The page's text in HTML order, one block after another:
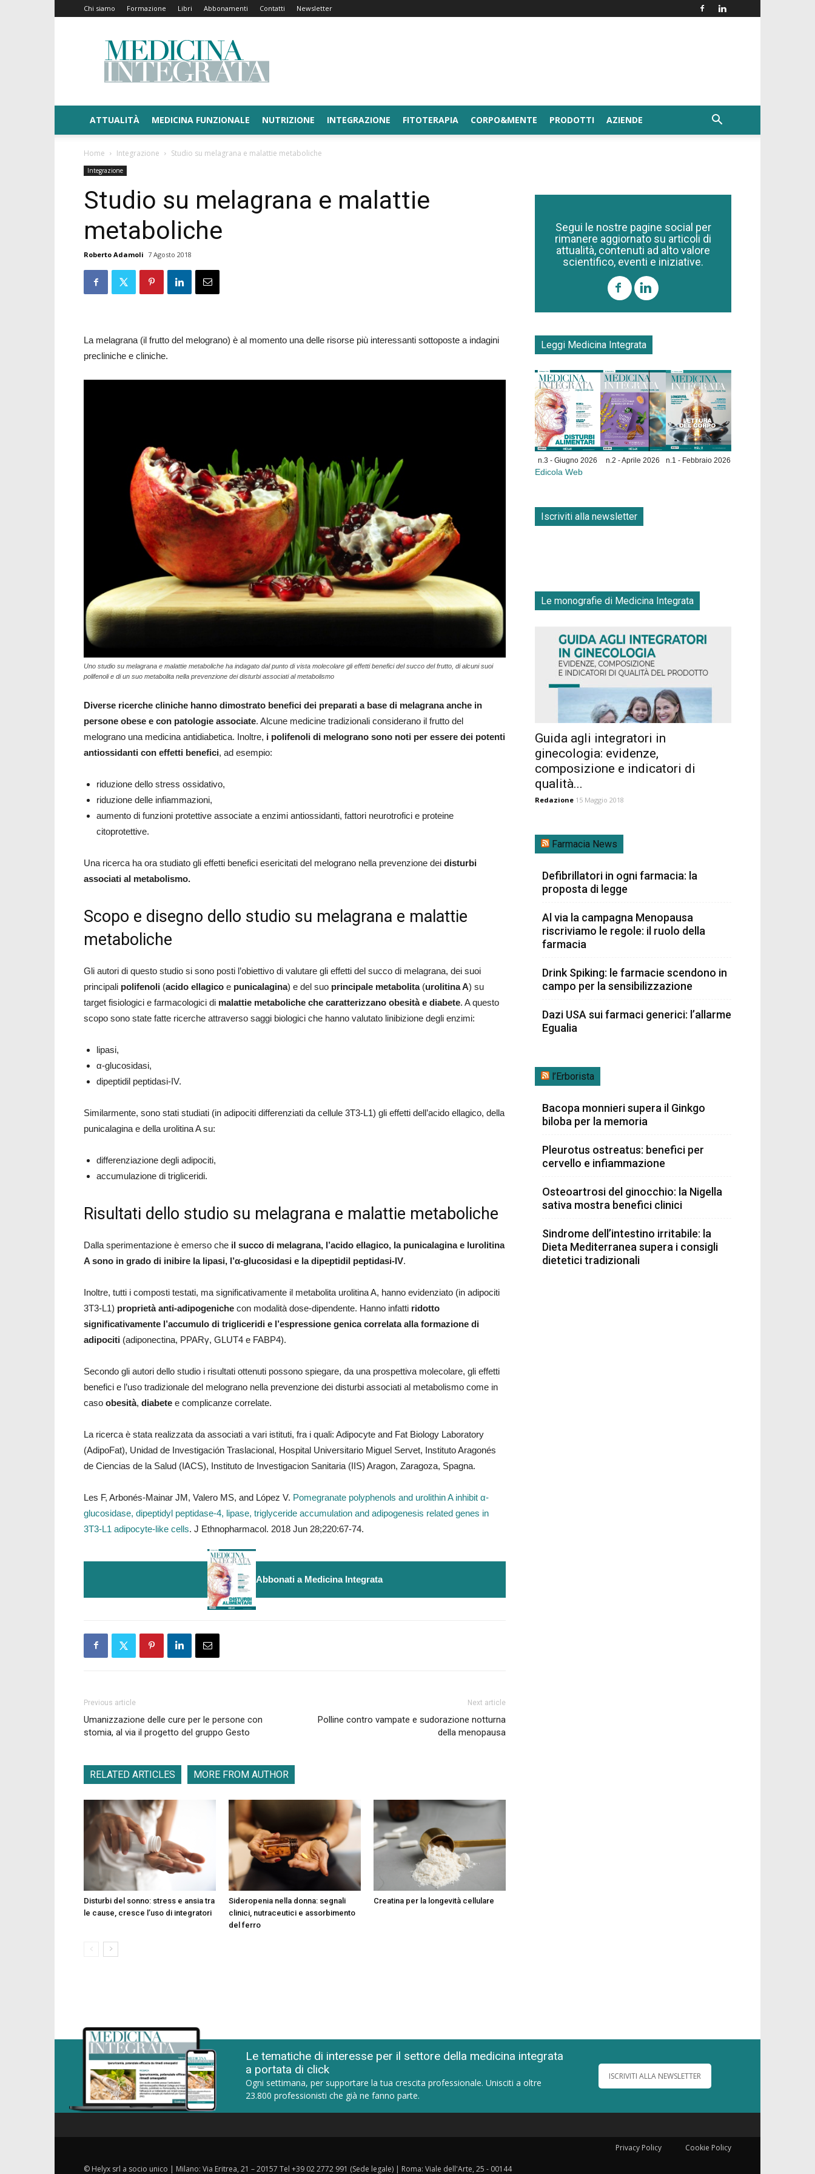
Chi siamo Formazione Libri Abbonamenti Contatti Newsletter
Medicina
Integrata
ATTUALITÀ MEDICINA FUNZIONALE NUTRIZIONE INTEGRAZIONE FITOTERAPIA CORPO&MENTE PRODOTTI AZIENDE
Home Integrazione Studio su melagrana e malattie metaboliche
Integrazione
Studio su melagrana e malattie
metaboliche
Roberto Adamoli 7 Agosto 2018
La melagrana (il frutto del melograno) è al momento una delle risorse più interessanti sottoposte a indagini
precliniche e cliniche.
Uno studio su melagrana e malattie metaboliche ha indagato dal punto di vista molecolare gli effetti benefici del succo del frutto, di alcuni suoi
polifenoli e di un suo metabolita nella prevenzione dei disturbi associati al metabolismo
Diverse ricerche cliniche hanno dimostrato benefici dei preparati a base di melagrana anche in
persone obese e con patologie associate. Alcune medicine tradizionali considerano il frutto del
melograno una medicina antidiabetica. Inoltre, i polifenoli di melograno sono noti per essere dei potenti
antiossidanti con effetti benefici, ad esempio:
riduzione dello stress ossidativo,
riduzione delle infiammazioni,
aumento di funzioni protettive associate a enzimi antiossidanti, fattori neurotrofici e proteine
citoprotettive.
Una ricerca ha ora studiato gli effetti benefici esericitati del melograno nella prevenzione dei disturbi
associati al metabolismo.
Scopo e disegno dello studio su melagrana e malattie
metaboliche
Gli autori di questo studio si sono posti l’obiettivo di valutare gli effetti del succo di melagrana, dei suoi
principali polifenoli (acido ellagico e punicalagina) e del suo principale metabolita(urolitina A) su
target fisiologici e farmacologici di malattie metaboliche che caratterizzano obesità e diabete. A questo
scopo sono state fatte ricerche attraverso saggi biologici che hanno valutato linibizione degli enzimi:
lipasi,
α-glucosidasi,
dipeptidil peptidasi-IV.
Similarmente, sono stati studiati (in adipociti differenziati da cellule 3T3-L1) gli effetti dell’acido ellagico, della
punicalagina e della urolitina A su:
differenziazione degli adipociti,
accumulazione di trigliceridi.
Risultati dello studio su melagrana e malattie metaboliche
Dalla sperimentazione è emerso che il succo di melagrana, l’acido ellagico, la punicalagina e lurolitina
A sono in grado di inibire la lipasi, l’α-glucosidasi e la dipeptidil peptidasi-IV.
Inoltre, tutti i composti testati, ma significativamente il metabolita urolitina A, hanno evidenziato (in adipociti
3T3-L1) proprietà anti-adipogeniche con modalità dose-dipendente. Hanno infatti ridotto
significativamente l’accumulo di trigliceridi e l’espressione genica correlata alla formazione di
adipociti (adiponectina, PPARγ, GLUT4 e FABP4).
Secondo gli autori dello studio i risultati ottenuti possono spiegare, da una prospettiva molecolare, gli effetti
benefici e l’uso tradizionale del melograno nella prevenzione dei disturbi associati al metabolismo come in
caso obesità, diabete e complicanze correlate.
La ricerca è stata realizzata da associati a vari istituti, fra i quali: Adipocyte and Fat Biology Laboratory
(AdipoFat), Unidad de Investigación Traslacional, Hospital Universitario Miguel Servet, Instituto Aragonés
de Ciencias de la Salud (IACS), Instituto de Investigacion Sanitaria (IIS) Aragon, Zaragoza, Spagna.
Les F, Arbonés-Mainar JM, Valero MS, and López V. Pomegranate polyphenols and urolithin A inhibit α-
glucosidase, dipeptidyl peptidase-4, lipase, triglyceride accumulation and adipogenesis related genes in
3T3-L1 adipocyte-like cells. J Ethnopharmacol. 2018 Jun 28;220:67-74.
Abbonati a Medicina Integrata
Previous article
Umanizzazione delle cure per le persone con
stomia, al via il progetto del gruppo Gesto
Next article
Polline contro vampate e sudorazione notturna
della menopausa
RELATED ARTICLES MORE FROM AUTHOR
Disturbi del sonno: stress e ansia tra
le cause, cresce l’uso di integratori
Sideropenia nella donna: segnali
clinici, nutraceutici e assorbimento
del ferro
Creatina per la longevità cellulare
Segui le nostre pagine social per
rimanere aggiornato su articoli di
attualità, contenuti ad alto valore
scientifico, eventi e iniziative.
Leggi Medicina Integrata
n.3 - Giugno 2026 n.2 - Aprile 2026 n.1 - Febbraio 2026
Edicola Web
Iscriviti alla newsletter
Le monografie di Medicina Integrata
Guida agli integratori in
ginecologia: evidenze,
composizione e indicatori di
qualità...
Redazione 15 Maggio 2018
Farmacia News
Defibrillatori in ogni farmacia: la
proposta di legge
Al via la campagna Menopausa
riscriviamo le regole: il ruolo della
farmacia
Drink Spiking: le farmacie scendono in
campo per la sensibilizzazione
Dazi USA sui farmaci generici: l’allarme
Egualia
l’Erborista
Bacopa monnieri supera il Ginkgo
biloba per la memoria
Pleurotus ostreatus: benefici per
cervello e infiammazione
Osteoartrosi del ginocchio: la Nigella
sativa mostra benefici clinici
Sindrome dell’intestino irritabile: la
Dieta Mediterranea supera i consigli
dietetici tradizionali
Le tematiche di interesse per il settore della medicina integrata
a portata di click
Ogni settimana, per supportare la tua crescita professionale. Unisciti a oltre
23.800 professionisti che già ne fanno parte.
ISCRIVITI ALLA NEWSLETTER
Privacy Policy Cookie Policy
© Helyx srl a socio unico | Milano: Via Eritrea, 21 – 20157 Tel +39 02 2772 991 (Sede legale) | Roma: Viale dell'Arte, 25 - 00144